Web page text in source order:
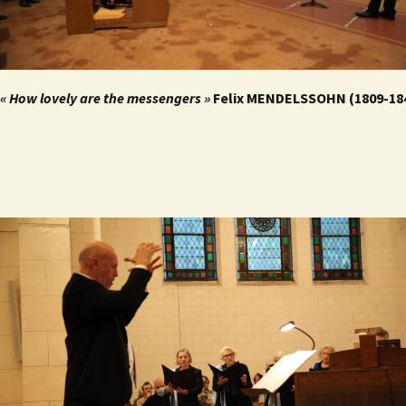
« How lovely are the messengers » Felix MENDELSSOHN (1809-